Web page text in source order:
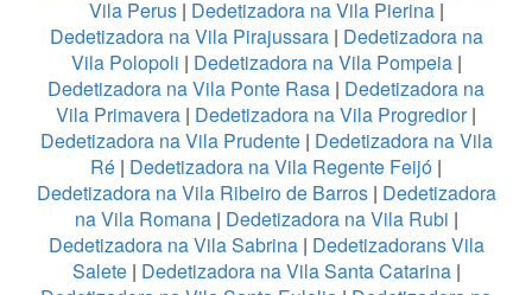
Vila Perus| Dedetizadora na Vila Pierina|
Dedetizadora na Vila Pirajussara| Dedetizadora na
Vila Polopoli | Dedetizadora na Vila Pompeia|
Dedetizadora na Vila Ponte Rasa | Dedetizadora na
Vila Primavera | Dedetizadora na Vila Progredior|
Dedetizadora na Vila Prudente| Dedetizadora na Vila
Ré | Dedetizadora na Vila Regente Feijó |
Dedetizadora na Vila Ribeiro de Barros| Dedetizadora
na Vila Romana| Dedetizadora na Vila Rubi |
Dedetizadora na Vila Sabrina| Dedetizadorans Vila
Salete| Dedetizadora na Vila Santa Catarina|